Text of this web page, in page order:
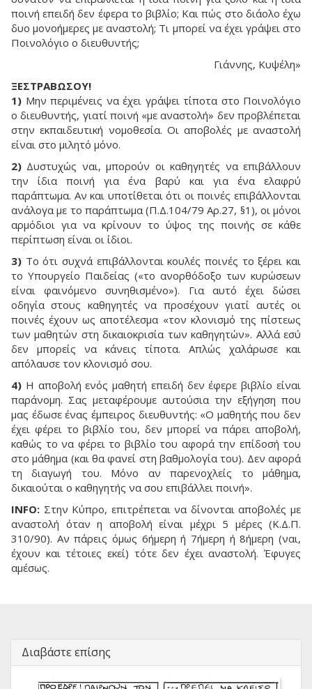
ποινή επειδή δεν έφερα το βιβλίο; Και πώς στο διάολο έχω
δυο μονοήμερες με αναστολή; Τι μπορεί να έχει γράψει στο
Ποινολόγιο ο διευθυντής;
Γιάννης, Κυψέλη»
ΞΕΣΤΡΑΒΩΣΟΥ!
1) Μην περιμένεις να έχει γράψει τίποτα στο Ποινολόγιο
ο διευθυντής, γιατί ποινή «με αναστολή» δεν προβλέπεται
στην εκπαιδευτική νομοθεσία. Οι αποβολές με αναστολή
είναι στο μιλητό μόνο.
2) Δυστυχώς ναι, μπορούν οι καθηγητές να επιβάλλουν
την ίδια ποινή για ένα βαρύ και για ένα ελαφρύ
παράπτωμα. Αν και υποτίθεται ότι οι ποινές επιβάλλονται
ανάλογα με το παράπτωμα (Π.Δ.104/79 Αρ.27, §1), οι μόνοι
αρμόδιοι για να κρίνουν το ύψος της ποινής σε κάθε
περίπτωση είναι οι ίδιοι.
3) Το ότι συχνά επιβάλλονται κουλές ποινές το ξέρει και
το Υπουργείο Παιδείας («το ανορθόδοξο των κυρώσεων
είναι φαινόμενο συνηθισμένο»). Για αυτό έχει δώσει
οδηγία στους καθηγητές να προσέχουν γιατί αυτές οι
ποινές έχουν ως αποτέλεσμα «τον κλονισμό της πίστεως
των μαθητών στη δικαιοκρισία των καθηγητών». Αλλά εσύ
δεν μπορείς να κάνεις τίποτα. Απλώς χαλάρωσε και
απόλαυσε τον κλονισμό σου.
4) Η αποβολή ενός μαθητή επειδή δεν έφερε βιβλίο είναι
παράνομη. Σας μεταφέρουμε αυτούσια την εξήγηση που
μας έδωσε ένας έμπειρος διευθυντής: «Ο μαθητής που δεν
έχει φέρει το βιβλίο του, δεν μπορεί να πάρει αποβολή,
καθώς το να φέρει το βιβλίο του αφορά την επίδοσή του
στο μάθημα (και θα φανεί στη βαθμολογία του). Δεν αφορά
τη διαγωγή του. Μόνο αν παρενοχλείς το μάθημα,
δικαιούται ο καθηγητής να σου επιβάλλει ποινή».
INFO: Στην Κύπρο, επιτρέπεται να δίνονται αποβολές με
αναστολή όταν η αποβολή είναι μέχρι 5 μέρες (Κ.Δ.Π.
310/90). Αν πάρεις όμως 6ήμερη ή 7ήμερη ή 8ήμερη (ναι,
έχουν και τέτοιες εκεί) τότε δεν έχει αναστολή. Έφυγες
αμέσως.
Διαβάστε επίσης